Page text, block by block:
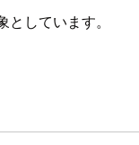
しています。